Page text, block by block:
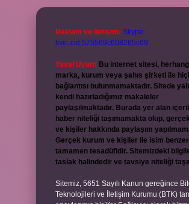
Reklam ve İletişim: Skype:
live:.cid.575569c608265c69
Yasal Uyarı: Bu internet sitesi,
marka, kurum veya şahıs şirketi ile
bağlantısı bulunmamaktadır. Sitede
kendi hazırladığımız makaleler
paylaşılmaktadır. Burada yer alan
haber niteliği taşımamakta olup,
ve kişiler hakkında paylaşım
Gerçek kurum ve kişiler ile isim
tamamen tesadüfidir. Sitemizdeki
taslak halindedir ve tavsiye niteliği
Sitemiz, 5651 Sayılı Kanun gereğince
Teknolojileri ve İletişim Kurumu (BTK)